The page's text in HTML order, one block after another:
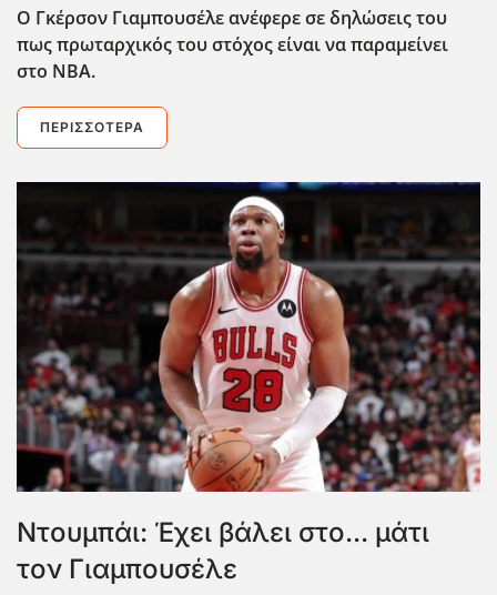
O Γκέρσον Γιαμπουσέλε ανέφερε σε δηλώσεις του
πως πρωταρχικός του στόχος είναι να παραμείνει
στο ΝΒΑ.
ΠΕΡΙΣΣΌΤΕΡΑ
Ντουμπάι: Έχει βάλει στο... μάτι
τον Γιαμπουσέλε